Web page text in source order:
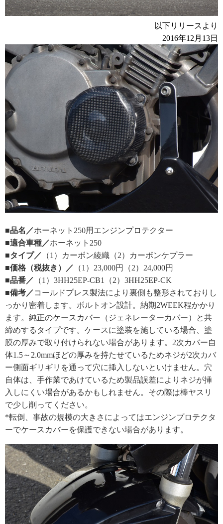
以下リリースより
2016年12月13日
■品名／ホーネット250用エンジンプロテクター
■適合車種／ホーネット250
■タイプ／
（1）カーボン綾織（2）カーボンケプラー
■価格（税抜き）／
（1）23,000円（2）24,000円
■品番／
（1）3HH25EP-CB1（2）3HH25EP-CK
■備考／ コールドプレス製法により裏側も整形されておりし
っかり密着します。ボルトオン設計。納期2WEEK程かかり
ます。純正のケースカバー（ジェネレーターカバー）と共
締めするタイプです。ケースに塗装を施している場合、塗
膜の厚みで取り付けられない場合があります。2次カバー自
体1.5～2.0mmほどの厚みを持たせているためネジが2次カバ
ー側面ギリギリを通って穴に挿入しないといけません。穴
自体は、手作業であけているため製品誤差によりネジが挿
入しにくい場合があるかもしれません。その際は棒ヤスリ
で少し削ってください。
*転倒、事故の規模の大きさによってはエンジンプロテクタ
ーでケースカバーを保護できない場合があります。